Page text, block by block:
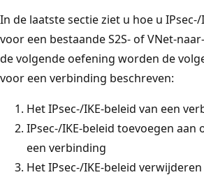
In de laatste sectie ziet u hoe u
voor een bestaande S2S- of VNet-
de volgende oefening worden de
voor een verbinding beschreven:
Het IPsec-/IKE-beleid van een
IPsec-/IKE-beleid toevoegen
een verbinding
Het IPsec-/IKE-beleid